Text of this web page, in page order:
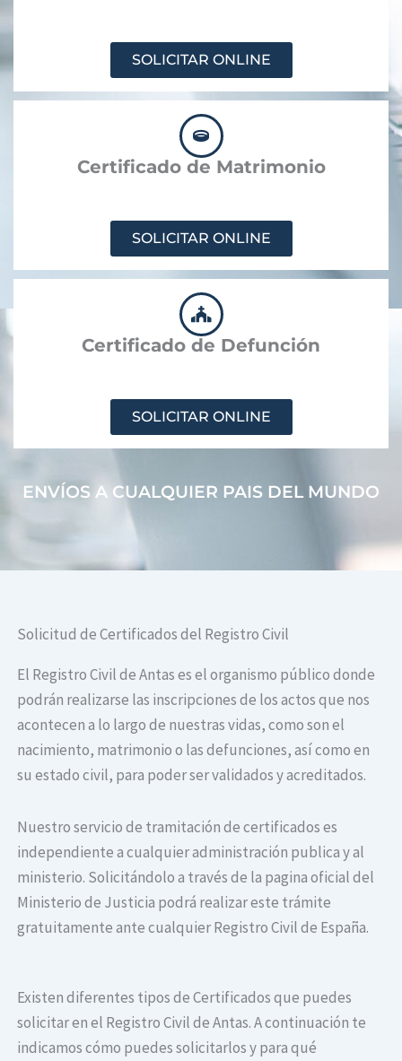
SOLICITAR ONLINE
Certificado de Matrimonio
SOLICITAR ONLINE
Certificado de Defunción
SOLICITAR ONLINE
ENVÍOS A CUALQUIER PAIS DEL MUNDO
Solicitud de Certificados del Registro Civil
El Registro Civil de Antas es el organismo público donde
podrán realizarse las inscripciones de los actos que nos
acontecen a lo largo de nuestras vidas, como son el
nacimiento, matrimonio o las defunciones, así como en
su estado civil, para poder ser validados y acreditados.
Nuestro servicio de tramitación de certificados es
independiente a cualquier administración publica y al
ministerio. Solicitándolo a través de la pagina oficial del
Ministerio de Justicia podrá realizar este trámite
gratuitamente ante cualquier Registro Civil de España.
Existen diferentes tipos de Certificados que puedes
solicitar en el Registro Civil de Antas. A continuación te
indicamos cómo puedes solicitarlos y para qué